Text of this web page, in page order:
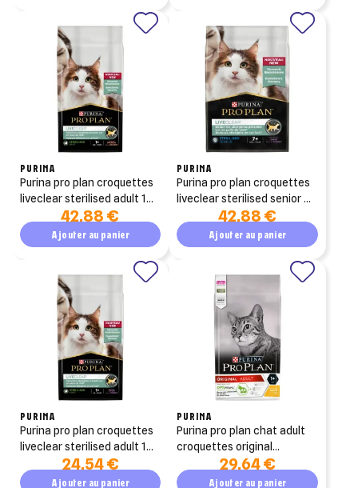
PURINA
purina pro plan croquettes
liveclear sterilised adult 1+
riche en saumon 2.8kg
42,88 €
Ajouter au panier
PURINA
purina pro plan croquettes
liveclear sterilised senior 7+
riche en dinde 2.8kg
42,88 €
Ajouter au panier
PURINA
purina pro plan croquettes
liveclear sterilised adult 1+
riche en dinde 1.4kg
24,54 €
Ajouter au panier
PURINA
purina pro plan chat adult
croquettes original
optirenal poulet 3kg
29,64 €
Ajouter au panier